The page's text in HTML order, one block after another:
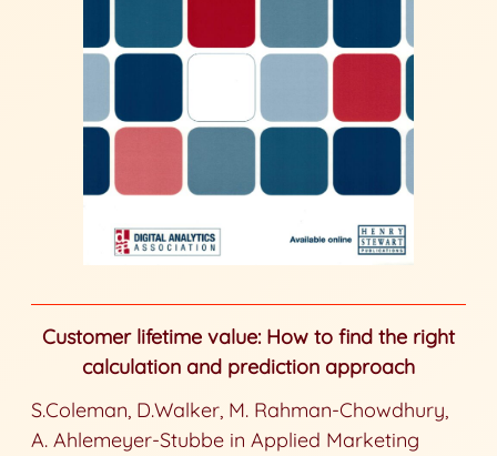
Customer lifetime value: How to find the right
calculation and prediction approach
S.Coleman, D.Walker, M. Rahman-Chowdhury,
A. Ahlemeyer-Stubbe in Applied Marketing